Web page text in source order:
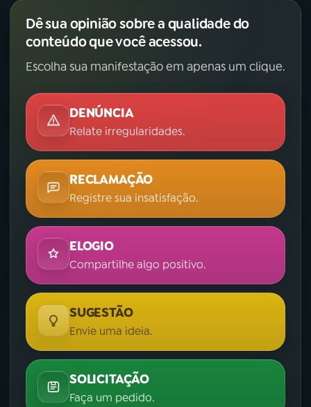
Dê sua opinião sobre a qualidade do
conteúdo que você acessou.
Escolha sua manifestação em apenas um clique.
DENÚNCIA
Relate irregularidades.
RECLAMAÇÃO
Registre sua insatisfação.
ELOGIO
Compartilhe algo positivo.
SUGESTÃO
Envie uma ideia.
SOLICITAÇÃO
Faça um pedido.